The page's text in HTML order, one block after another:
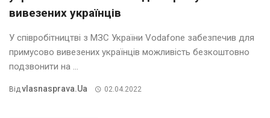
вивезених українців
У співробітництві з МЗС України Vodafone забезпечив для
примусово вивезених українців можливість безкоштовно
подзвонити на ...
ВідVlasnasprava.ua 02.04.2022